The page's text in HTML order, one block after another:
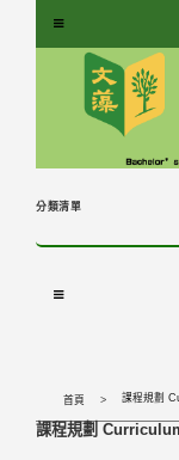
分類清單
首頁 課程規劃
課程規劃